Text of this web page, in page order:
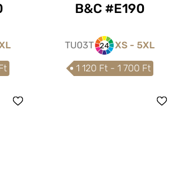
B&C #E190
TU03T 24 XS - 5XL
1 120 Ft - 1 700 Ft